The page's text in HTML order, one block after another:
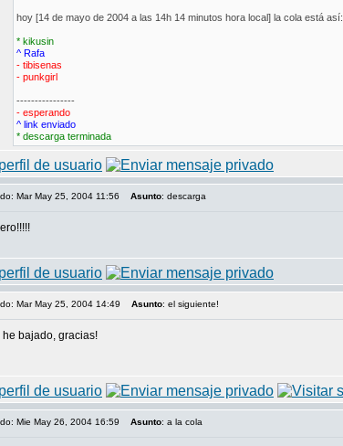
hoy [14 de mayo de 2004 a las 14h 14 minutos hora local] la cola está así:
* kikusin
^ Rafa
- tibisenas
- punkgirl
----------------
- esperando
^ link enviado
* descarga terminada
Mar May 25, 2004 11:56 Asunto: descarga
Mar May 25, 2004 14:49 Asunto: el siguiente!
he bajado, gracias!
Mie May 26, 2004 16:59 Asunto: a la cola